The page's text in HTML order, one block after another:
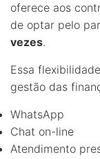
oferece aos
de optar pelo
vezes.
Essa
gestão das
WhatsApp
Chat on-line
Atendimento